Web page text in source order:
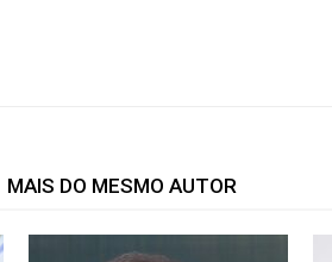
MAIS DO MESMO AUTOR